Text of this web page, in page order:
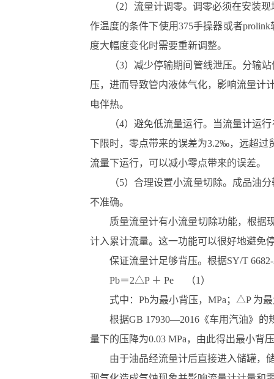
（2）流量计调零。调零必须在安装
作温度的条件下使用375手操器或者
度大幅度变化时需要重新调整。
（3）减少停输期间管线泄压。分输
压，进而导致管内液体气化，影响流量计
电伴热。
（4）避免低流量运行。当流量计运
下限时，零点带来的误差为3.2‰，远超
流量下运行，可以减小零点带来的误差。
（5）合理设置小流量切除。成品油
不准确。
质量流量计有小流量切除功能，根据
计入累计流量。这一功能可以很好地避免
保证流量计足够背压。根据SY/T
Pb＝2△P ＋ Pe （1）
式中：Pb为最小背压，MPa；△P 为
根据GB 17930―2016《车用汽油》的
量下的压降为0.03 MPa，由此得出最小背
由于油品经流量计后直接进入储罐，